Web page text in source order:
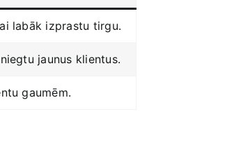
labāk izprastu tirgu.
jaunus klientus.
gaumēm.